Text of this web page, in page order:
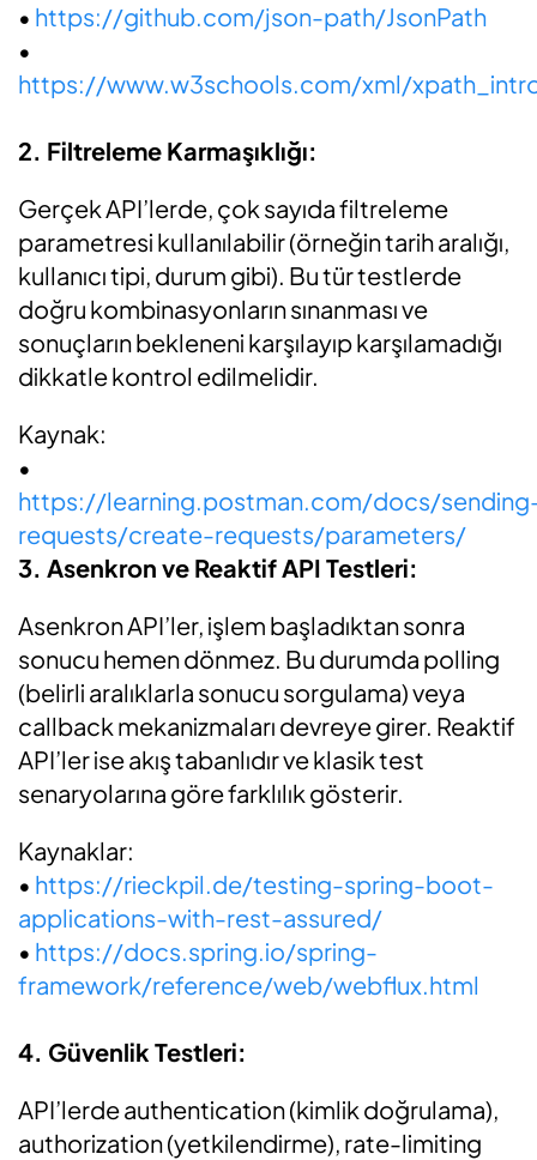
• https://github.com/json-path/JsonPath
•
https://www.w3schools.com/xml/
2. Filtreleme Karmaşıklığı:
Gerçek API’lerde, çok sayıda filtreleme
parametresi kullanılabilir (örneğin tarih aralığı,
kullanıcı tipi, durum gibi). Bu tür testlerde
doğru kombinasyonların sınanması ve
sonuçların bekleneni karşılayıp karşılamadığı
dikkatle kontrol edilmelidir.
Kaynak:
•
https://learning.postman.com/docs/
requests/create-requests/parameters/
3. Asenkron ve Reaktif API Testleri:
Asenkron API’ler, işlem başladıktan sonra
sonucu hemen dönmez. Bu durumda polling
(belirli aralıklarla sonucu sorgulama) veya
callback mekanizmaları devreye girer. Reaktif
API’ler ise akış tabanlıdır ve klasik test
senaryolarına göre farklılık gösterir.
Kaynaklar:
• https://rieckpil.de/testing-spring-boot-
applications-with-rest-assured/
• https://docs.spring.io/spring-
framework/reference/web/webflux.html
4. Güvenlik Testleri:
API’lerde authentication (kimlik doğrulama),
authorization (yetkilendirme), rate-limiting